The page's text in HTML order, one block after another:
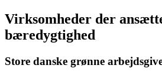
Virksomheder der
bæredygtighed
Store danske grønne